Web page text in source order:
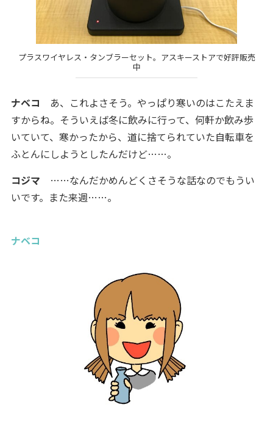
プラスワイヤレス・タンブラーセット。アスキーストアで好評販売
中
ナベコ あ、これよさそう。やっぱり寒いのはこたえま
すからね。そういえば冬に飲みに行って、何軒か飲み歩
いていて、寒かったから、道に捨てられていた自転車を
ふとんにしようとしたんだけど……。
コジマ ……なんだかめんどくさそうな話なのでもうい
いです。また来週……。
ナベコ